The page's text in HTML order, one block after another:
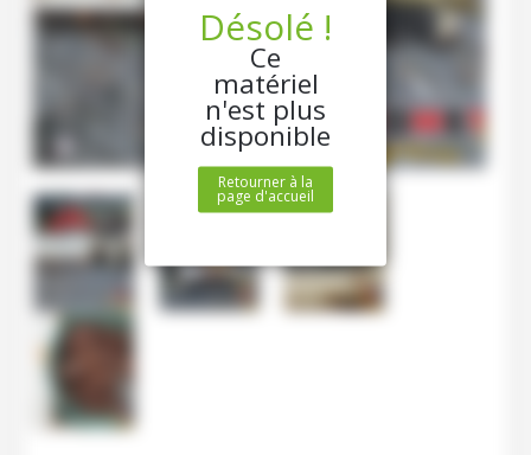
Désolé !
Ce
matériel
n'est plus
disponible
Retourner à la
page d'accueil